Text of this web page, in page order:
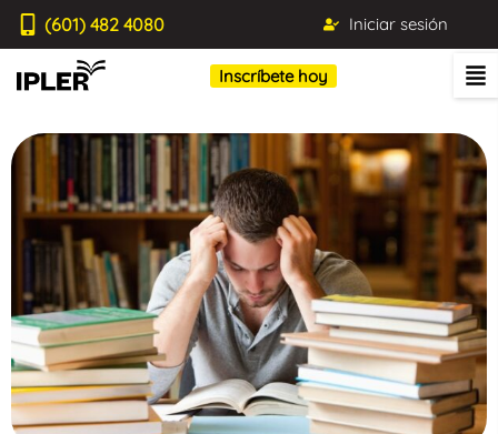
(601) 482 4080 Iniciar sesión
Inscríbete hoy